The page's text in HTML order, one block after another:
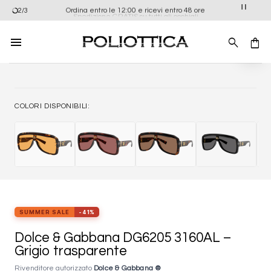
Salta
ai
contenuti
2/3
Spedizione GRATIS su tutti gli occhiali
Ordina entro le 12:00 e ricevi entro 48 ore
COLORI DISPONIBILI:
SUMMER SALE -41%
Dolce & Gabbana DG6205 3160AL –
Grigio trasparente
Rivenditore autorizzato Dolce & Gabbana ®